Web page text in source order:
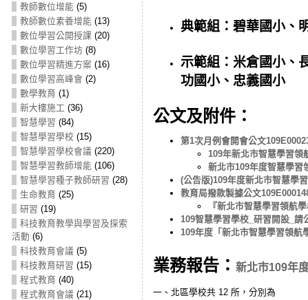
教師數位增能(5)
教師數位素養增能(13)
數位學習公開授課 (20)
數位學習工作坊(8)
數位學習精進方案 (16)
數位學習高峰會 (2)
數學教育 (1)
新大樓施工 (36)
智慧學習 (84)
智慧學習學校 (15)
智慧學習學校會議 (220)
智慧學習教師增能(106)
智慧學習種子教師研習 (28)
生命教育 (25)
研習 (19)
科技教育教學與學習及探索
活動 (6)
科技教育會議 (5)
科技教育研習 (15)
程式教育 (40)
程式教育會議 (21)
典範組：碧華國小、
示範組：米倉國小、
功國小、忠義國小
公文及附件：
第1次月例會開會公文
109年新北市智慧學習領
新北市109年度智慧學習
(公告版)109年度新北市智慧學
教育局撥款製據公文
『新北市智慧學習領航
109智慧學習學校_研習開設_請
109年度「新北市智慧學習領航
業務報告： 新北市109年
一、北區學校共 12 所，分別為